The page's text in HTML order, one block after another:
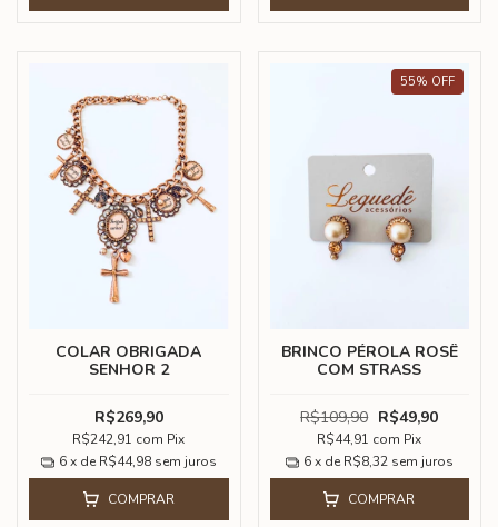
COLAR OBRIGADA
SENHOR 2
R$269,90
R$242,91 com Pix
6 x de R$44,98 sem juros
COMPRAR
55% OFF
BRINCO PÉROLA ROSÊ
COM STRASS
R$109,90 R$49,90
R$44,91 com Pix
6 x de R$8,32 sem juros
COMPRAR